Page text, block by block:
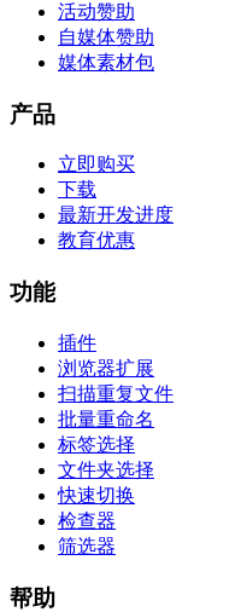
活动赞助
自媒体赞助
媒体素材包
产品
立即购买
下载
最新开发进度
教育优惠
功能
插件
浏览器扩展
扫描重复文件
批量重命名
标签选择
文件夹选择
快速切换
检查器
筛选器
帮助